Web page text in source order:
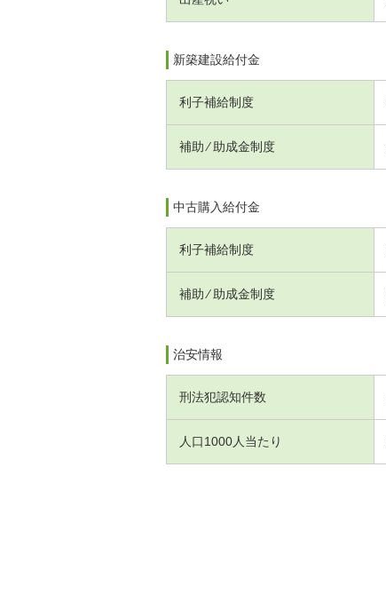
新築建設給付金
利子補給制度
補助 ⁄ 助成金制度
中古購入給付金
利子補給制度
補助 ⁄ 助成金制度
治安情報
刑法犯認知件数
人口1000人当たり